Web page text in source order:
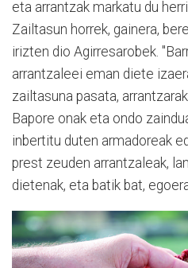
eta arrantzak markatu du
Zailtasun horrek, gainera,
irizten dio Agirresarobek.
arrantzaleei eman diete
zailtasuna pasata,
Bapore onak eta ondo
inbertitu duten armadoreak
prest zeuden arrantzaleak,
dietenak, eta batik bat,